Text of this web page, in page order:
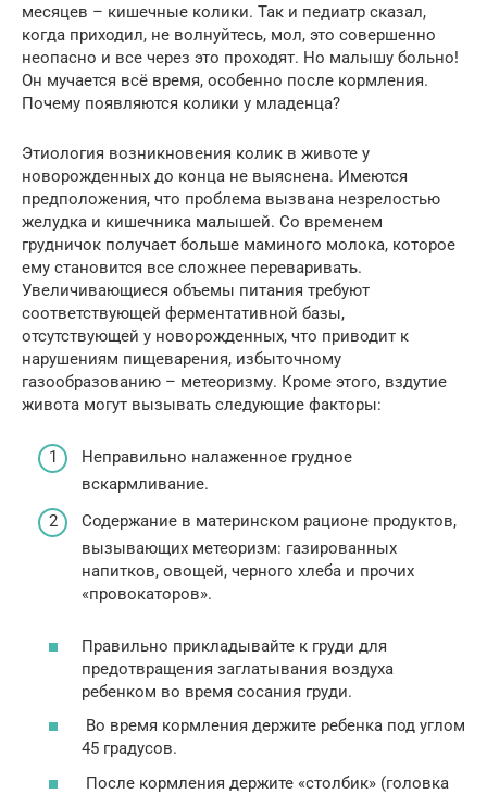
месяцев – кишечные колики. Так и педиатр сказал,
когда приходил, не волнуйтесь, мол, это совершенно
неопасно и все через это проходят. Но малышу больно!
Он мучается всё время, особенно после кормления.
Почему появляются колики у младенца?
Этиология возникновения колик в животе у
новорожденных до конца не выяснена. Имеются
предположения, что проблема вызвана незрелостью
желудка и кишечника малышей. Со временем
грудничок получает больше маминого молока, которое
ему становится все сложнее переваривать.
Увеличивающиеся объемы питания требуют
соответствующей ферментативной базы,
отсутствующей у новорожденных, что приводит к
нарушениям пищеварения, избыточному
газообразованию – метеоризму. Кроме этого, вздутие
живота могут вызывать следующие факторы:
Неправильно налаженное грудное
вскармливание.
Содержание в материнском рационе продуктов,
вызывающих метеоризм: газированных
напитков, овощей, черного хлеба и прочих
«провокаторов».
Правильно прикладывайте к груди для
предотвращения заглатывания воздуха
ребенком во время сосания груди.
Во время кормления держите ребенка под углом
45 градусов.
После кормления держите «столбик» (головка